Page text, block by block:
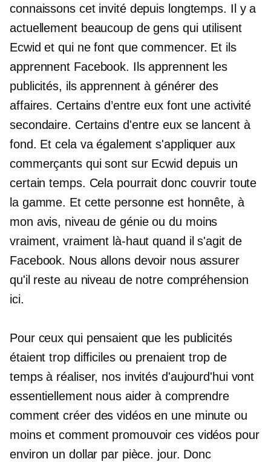
connaissons cet invité depuis longtemps. Il y a
actuellement beaucoup de gens qui utilisent
Ecwid et qui ne font que commencer. Et ils
apprennent Facebook. Ils apprennent les
publicités, ils apprennent à générer des
affaires. Certains d’entre eux font une activité
secondaire. Certains d'entre eux se lancent à
fond. Et cela va également s'appliquer aux
commerçants qui sont sur Ecwid depuis un
certain temps. Cela pourrait donc couvrir toute
la gamme. Et cette personne est honnête, à
mon avis, niveau de génieou du moins
vraiment, vraiment là-haut quand il s'agit de
Facebook. Nous allons devoir nous assurer
qu'il reste au niveau de notre compréhension
ici.
Pour ceux qui pensaient que les publicités
étaient trop difficiles ou prenaient trop de
temps à réaliser, nos invités d'aujourd'hui vont
essentiellement nous aider à comprendre
comment créer des vidéos en une minute ou
moins et comment promouvoir ces vidéos pour
environ un dollar par pièce. jour. Donc